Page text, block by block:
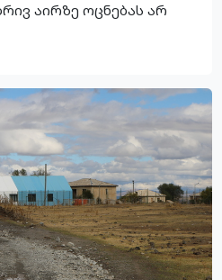
აირზე ოცნებას არ